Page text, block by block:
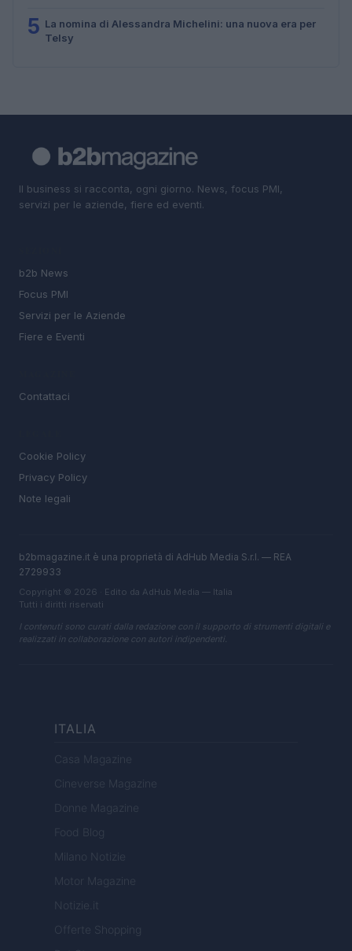
5 La nomina di Alessandra Michelini: una nuova era per
Telsy
Il business si racconta, ogni giorno. News, focus PMI,
servizi per le aziende, fiere ed eventi.
b2b News
Focus PMI
Servizi per le Aziende
Fiere e Eventi
Contattaci
Cookie Policy
Privacy Policy
Note legali
b2bmagazine.it è una proprietà di AdHub Media S.r.l. — REA
2729933
Copyright © 2026 · Edito da AdHub Media — Italia
Tutti i diritti riservati
I contenuti sono curati dalla redazione con il supporto di strumenti digitali e
realizzati in collaborazione con autori indipendenti.
ITALIA
Casa Magazine
Cineverse Magazine
Donne Magazine
Food Blog
Milano Notizie
Motor Magazine
Notizie.it
Offerte Shopping